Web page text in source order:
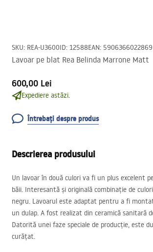
SKU: REA-U3600ID: 12588EAN: 5906366022869
Lavoar pe blat Rea Belinda Marrone Matt
600,00 Lei
Expediere astăzi.
Întrebați despre produs
Descrierea produsului
Un lavoar în două culori va fi un plus excelent
băii. Interesantă și originală combinație de
negru. Lavoarul este adaptat pentru a fi
un dulap. A fost realizat din ceramică sanitară
Datorită unei faze speciale de producție, este
curățat.